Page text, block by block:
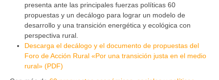
presenta ante las principales fuerzas políticas 60
propuestas y un decálogo para lograr un modelo de
desarrollo y una transición energética y ecológica con
perspectiva rural.
Descarga el decálogo y el documento de propuestas del
Foro de Acción Rural «Por una transición justa en el medio
rural» (PDF)